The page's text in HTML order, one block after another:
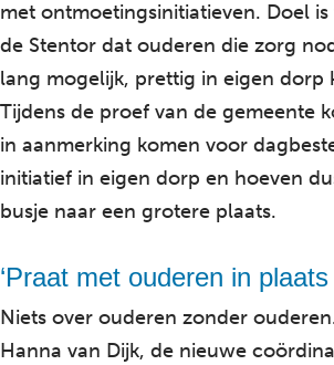
met ontmoetingsinitiatieven. Doel
de Stentor dat ouderen die zorg
lang mogelijk, prettig in eigen dorp
Tijdens de proef van de gemeente
in aanmerking komen voor
initiatief in eigen dorp en hoeven
busje naar een grotere plaats.
‘Praat met ouderen in
Niets over ouderen zonder
Hanna van Dijk, de nieuwe